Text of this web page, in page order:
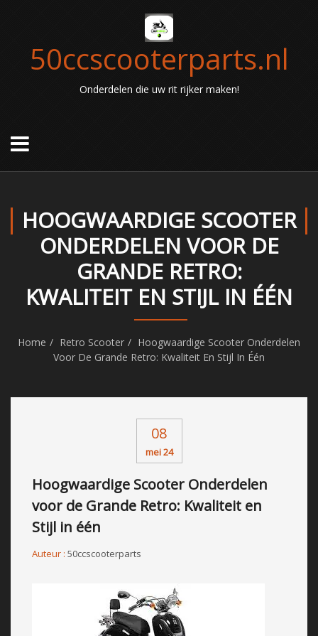
50ccscooterparts.nl
Onderdelen die uw rit rijker maken!
HOOGWAARDIGE SCOOTER
ONDERDELEN VOOR DE
GRANDE RETRO:
KWALITEIT EN STIJL IN ÉÉN
Home Retro Scooter
Hoogwaardige Scooter Onderdelen
Voor De Grande Retro: Kwaliteit En Stijl In Één
08
mei 24
Hoogwaardige Scooter Onderdelen
voor de Grande Retro: Kwaliteit en
Stijl in één
Auteur : 50ccscooterparts